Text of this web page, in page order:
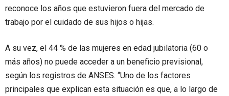
reconoce los años que estuvieron fuera del mercado de
trabajo por el cuidado de sus hijos o hijas.
A su vez, el 44 % de las mujeres en edad jubilatoria (60 o
más años) no puede acceder a un beneficio previsional,
según los registros de ANSES. “Uno de los factores
principales que explican esta situación es que, a lo largo de